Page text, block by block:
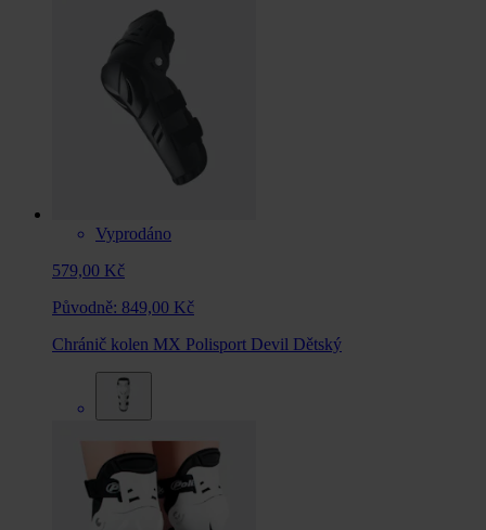
Vyprodáno
579,00 Kč
Původně: 849,00 Kč
Chránič kolen MX Polisport Devil Dětský